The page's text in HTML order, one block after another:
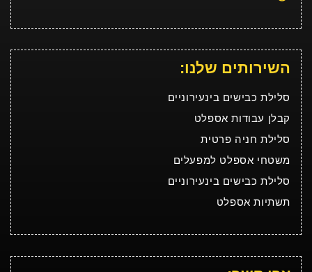
השירותים שלנו:
סלילת כבישים בינעירוניים
קבלן עבודות אספלט
סלילת חניה פרטית
משטחי אספלט למפעלים
סלילת כבישים בינעירוניים
תשתיות אספלט